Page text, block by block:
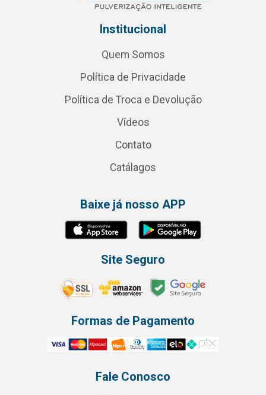
Institucional
Quem Somos
Política de Privacidade
Política de Troca e Devolução
Vídeos
Contato
Catálagos
Baixe já nosso APP
Site Seguro
Formas de Pagamento
Fale Conosco